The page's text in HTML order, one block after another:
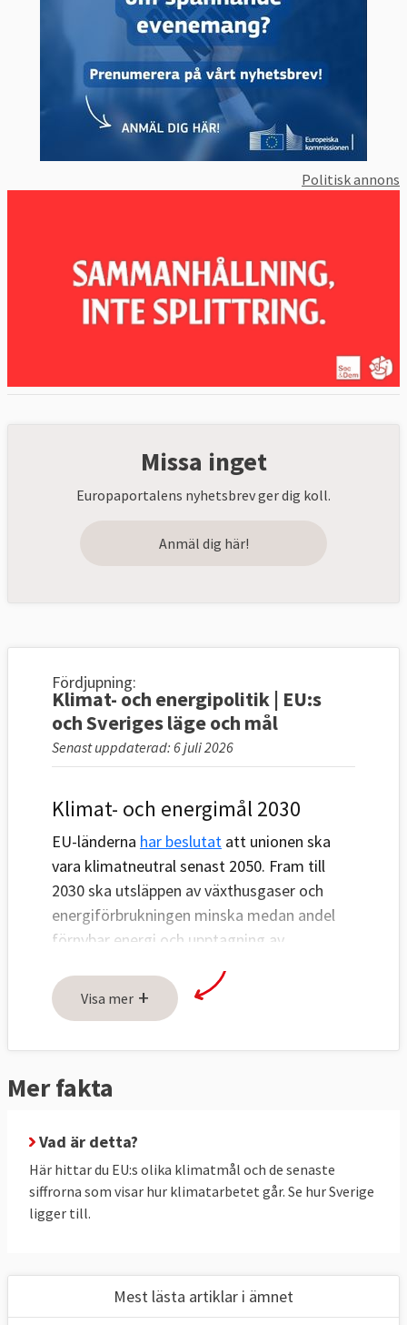
Politisk annons
Missa inget
Europaportalens nyhetsbrev ger dig koll.
Anmäl dig här!
Fördjupning:
Klimat- och energipolitik | EU:s
och Sveriges läge och mål
Senast uppdaterad: 6 juli 2026
Klimat- och energimål 2030
EU-länderna har beslutat att unionen ska
vara klimatneutral senast 2050. Fram till
2030 ska utsläppen av växthusgaser och
energiförbrukningen minska medan andel
förnybar energi och upptagning av
nedan.
Utsläppen ska minska genom tre åtgärder:
handel med utsläppsrätter inom EU (ETS),
nationella åtgärder för att minska utsläppen
(ESR) och ökat upptag av växthusgaser i
Utsläppsminskningar genom handel med
utsläppsrätter (ETS) är gemensamma för
EU, här finns inga nationella mål för
LULUCF-målet. Sverige har bundit sig att
halvera sina nationella utsläpp till 2030 (ESR)
Visa mer +
Mer fakta
Vad är detta?
Här hittar du EU:s olika klimatmål och de senaste
siffrorna som visar hur klimatarbetet går. Se hur Sverige
ligger till.
Mest lästa artiklar i ämnet